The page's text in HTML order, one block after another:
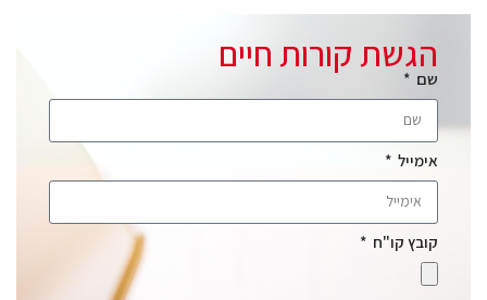
הגשת קורות חיים
שם
אימייל
קובץ קו"ח